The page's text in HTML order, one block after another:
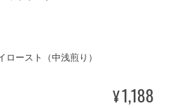
ースト（中浅煎り）
¥1,188